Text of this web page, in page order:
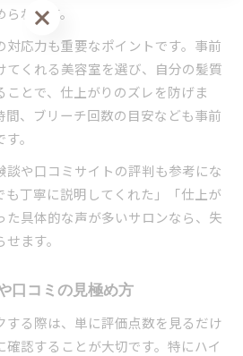
れます。
応力も重要なポイントです。事前
てくれる美容室を選び、自分の髪質
ことで、仕上がりのズレを防げま
間、ブリーチ回数の目安なども事前
。
談や口コミサイトの評判も参考にな
も丁寧に説明してくれた」「仕上が
た具体的な声が多いサロンなら、失
ます。
口コミの見極め方
する際は、単に評価点数を見るだけ
認することが大切です。特にハイ
予約はこちら